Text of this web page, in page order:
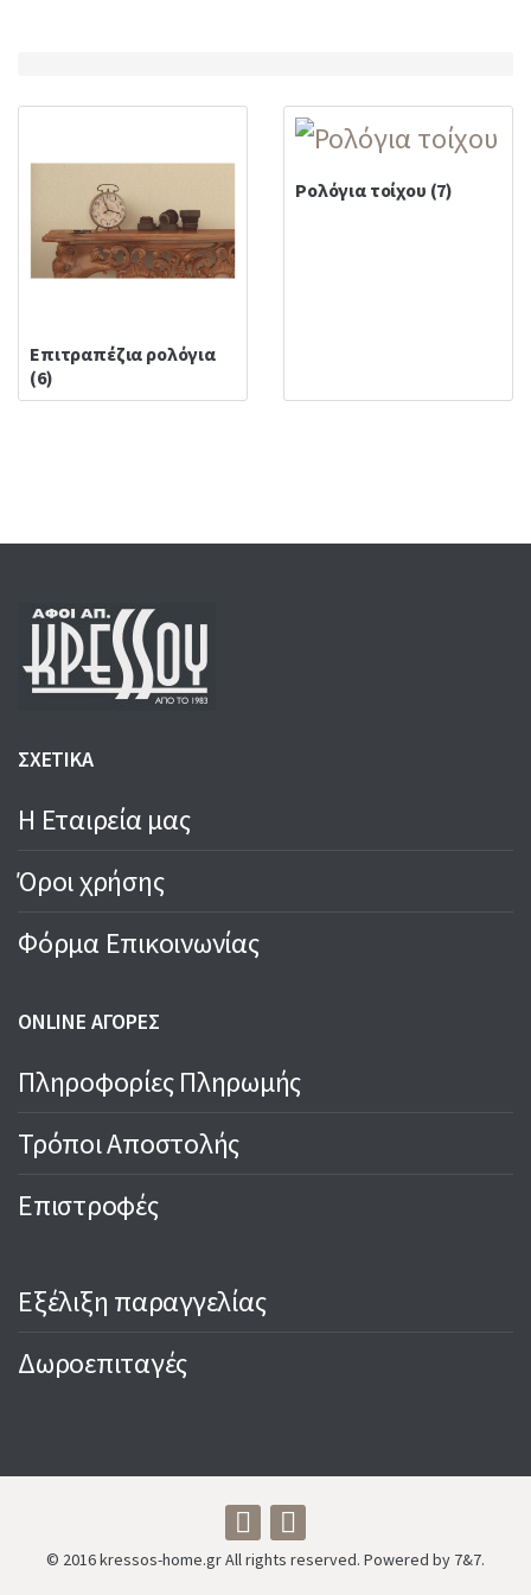
Επιτραπέζια ρολόγια
(6)
Ρολόγια τοίχου (7)
ΣΧΕΤΙΚΑ
Η Εταιρεία μας
Όροι χρήσης
Φόρμα Επικοινωνίας
ONLINE ΑΓΟΡΕΣ
Πληροφορίες Πληρωμής
Τρόποι Αποστολής
Επιστροφές
Εξέλιξη παραγγελίας
Δωροεπιταγές
© 2016 kressos-home.gr All rights reserved. Powered by 7&7.